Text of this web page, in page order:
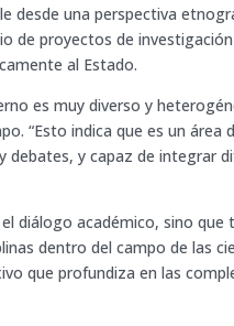
desde una perspectiva
de proyectos de
al Estado.
es muy diverso y
“Esto indica que es un área
y capaz de integrar
diálogo académico, sino que
dentro del campo de las
que profundiza en las